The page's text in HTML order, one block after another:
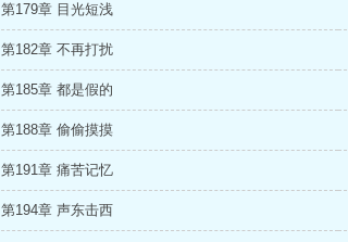
第179章 目光短浅
第182章 不再打扰
第185章 都是假的
第188章 偷偷摸摸
第191章 痛苦记忆
第194章 声东击西